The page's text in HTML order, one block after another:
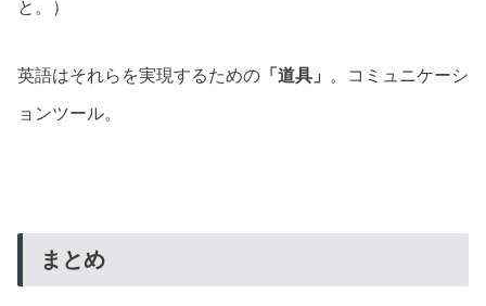
と。）
英語はそれらを実現するための 「道具」 。コミュニケーシ
ョンツール。
まとめ